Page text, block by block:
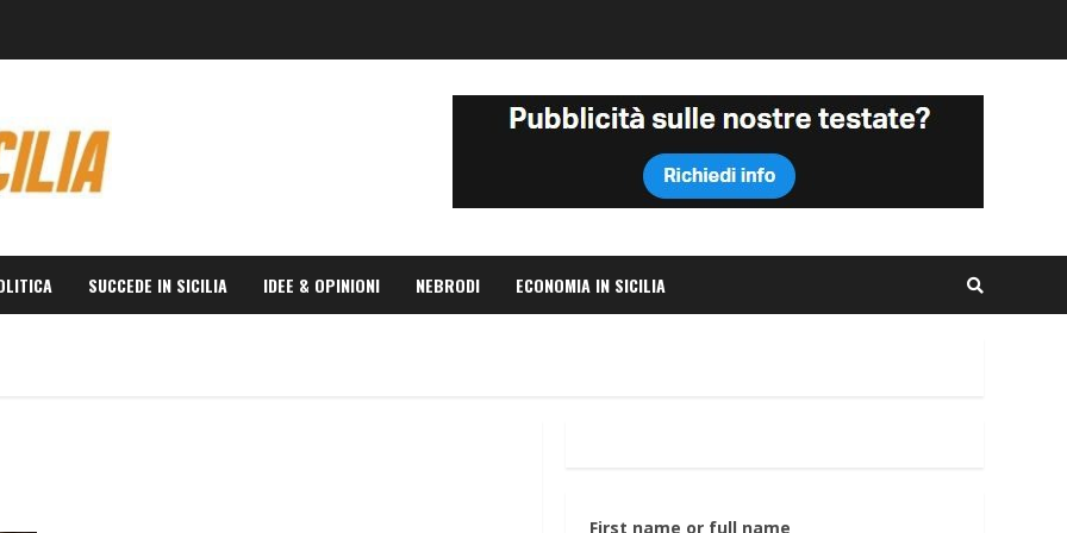
SUCCEDE IN SICILIA IDEE & OPINIONI NEBRODI ECONOMIA IN SICILIA
First name or full name